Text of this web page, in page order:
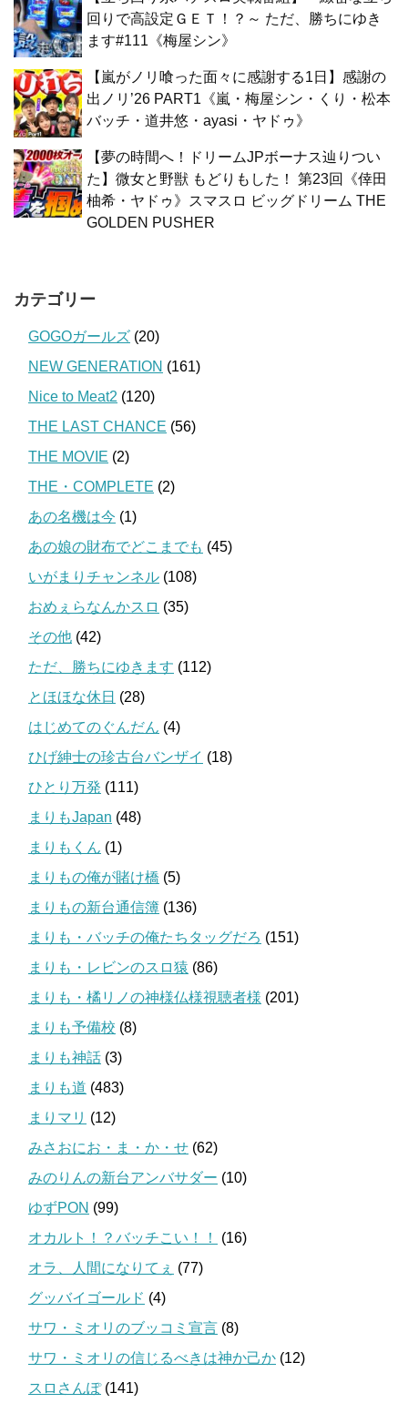
回りで高設定ＧＥＴ！？～ ただ、勝ちにゆき
ます#111《梅屋シン》
【嵐がノリ喰った面々に感謝する1日】感謝の
出ノリ’26 PART1《嵐・梅屋シン・くり・松本
バッチ・道井悠・ayasi・ヤドゥ》
【夢の時間へ！ドリームJPボーナス辿りつい
た】微女と野獣 もどりもした！ 第23回《倖田
柚希・ヤドゥ》スマスロ ビッグドリーム THE
GOLDEN PUSHER
カテゴリー
GOGOガールズ (20)
NEW GENERATION (161)
Nice to Meat2 (120)
THE LAST CHANCE (56)
THE MOVIE (2)
THE・COMPLETE (2)
あの名機は今 (1)
あの娘の財布でどこまでも (45)
いがまりチャンネル (108)
おめぇらなんかスロ (35)
その他 (42)
ただ、勝ちにゆきます (112)
とほほな休日 (28)
はじめてのぐんだん (4)
ひげ紳士の珍古台バンザイ (18)
ひとり万発 (111)
まりもJapan (48)
まりもくん (1)
まりもの俺が賭け橋 (5)
まりもの新台通信簿 (136)
まりも・バッチの俺たちタッグだろ (151)
まりも・レビンのスロ猿 (86)
まりも・橘リノの神様仏様視聴者様 (201)
まりも予備校 (8)
まりも神話 (3)
まりも道 (483)
まりマリ (12)
みさおにお・ま・か・せ (62)
みのりんの新台アンバサダー (10)
ゆずPON (99)
オカルト！？バッチこい！！
(16)
オラ、人間になりてぇ (77)
グッバイゴールド (4)
サワ・ミオリのブッコミ宣言 (8)
サワ・ミオリの信じるべきは神か己か (12)
スロさんぽ(141)